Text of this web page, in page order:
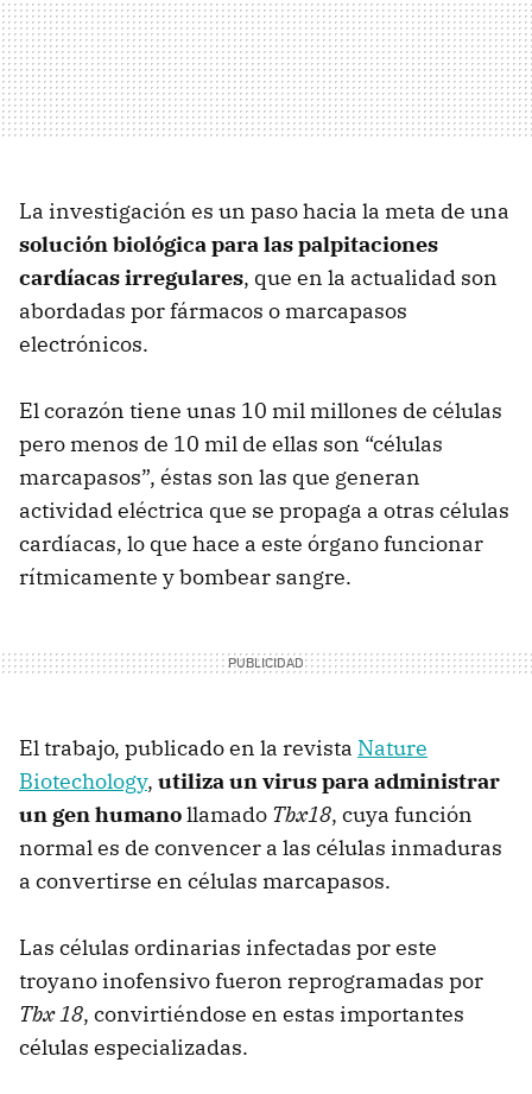
La investigación es un paso hacia la meta de una
solución biológica para las palpitaciones
cardíacas irregulares, que en la actualidad son
abordadas por fármacos o marcapasos
electrónicos.
El corazón tiene unas 10 mil millones de células
pero menos de 10 mil de ellas son “células
marcapasos”, éstas son las que generan
actividad eléctrica que se propaga a otras células
cardíacas, lo que hace a este órgano funcionar
rítmicamente y bombear sangre.
El trabajo, publicado en la revista Nature
Biotechology, utiliza un virus para administrar
un gen humanollamado Tbx18, cuya función
normal es de convencer a las células inmaduras
a convertirse en células marcapasos.
Las células ordinarias infectadas por este
troyano inofensivo fueron reprogramadas por
Tbx 18, convirtiéndose en estas importantes
células especializadas.